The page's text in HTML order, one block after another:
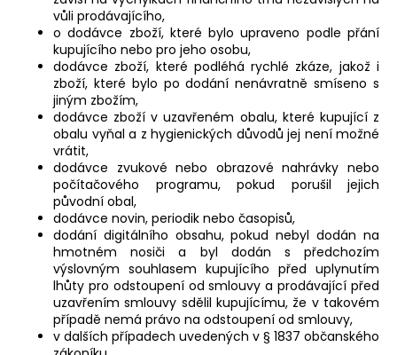
vůli prodávajícího,
o dodávce zboží, které bylo upraveno podle přání
kupujícího nebo pro jeho osobu,
dodávce zboží, které podléhá rychlé zkáze, jakož i
zboží, které bylo po dodání nenávratně smíseno s
jiným zbožím,
dodávce zboží v uzavřeném obalu, které kupující z
obalu vyňal a z hygienických důvodů jej není možné
vrátit,
dodávce zvukové nebo obrazové nahrávky nebo
počítačového programu, pokud porušil jejich
původní obal,
dodávce novin, periodik nebo časopisů,
dodání digitálního obsahu, pokud nebyl dodán na
hmotném nosiči a byl dodán s předchozím
výslovným souhlasem kupujícího před uplynutím
lhůty pro odstoupení od smlouvy a prodávající před
uzavřením smlouvy sdělil kupujícímu, že v takovém
případě nemá právo na odstoupení od smlouvy,
v dalších případech uvedených v § 1837 občanského